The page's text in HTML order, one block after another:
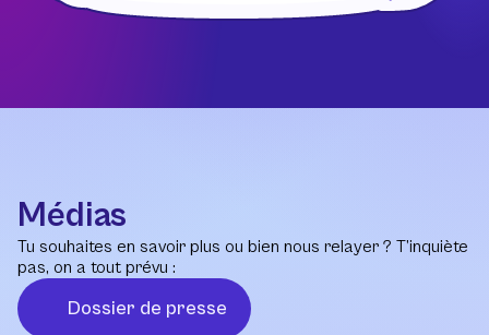
Médias
Tu souhaites en savoir plus ou bien nous relayer ? T’inquiète
pas, on a tout prévu :
Dossier de presse